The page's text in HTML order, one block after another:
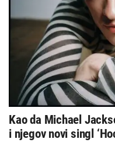
Kao da Michael
i njegov novi singl